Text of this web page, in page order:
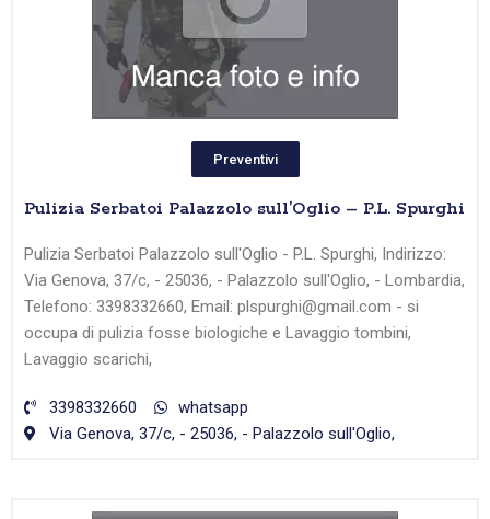
Preventivi
Pulizia Serbatoi Palazzolo sull’Oglio – P.L. Spurghi
Pulizia Serbatoi Palazzolo sull'Oglio - P.L. Spurghi, Indirizzo:
Via Genova, 37/c, - 25036, - Palazzolo sull'Oglio, - Lombardia,
Telefono: 3398332660, Email: plspurghi@gmail.com - si
occupa di pulizia fosse biologiche e Lavaggio tombini,
Lavaggio scarichi,
3398332660
whatsapp
Via Genova, 37/c, - 25036, - Palazzolo sull'Oglio,